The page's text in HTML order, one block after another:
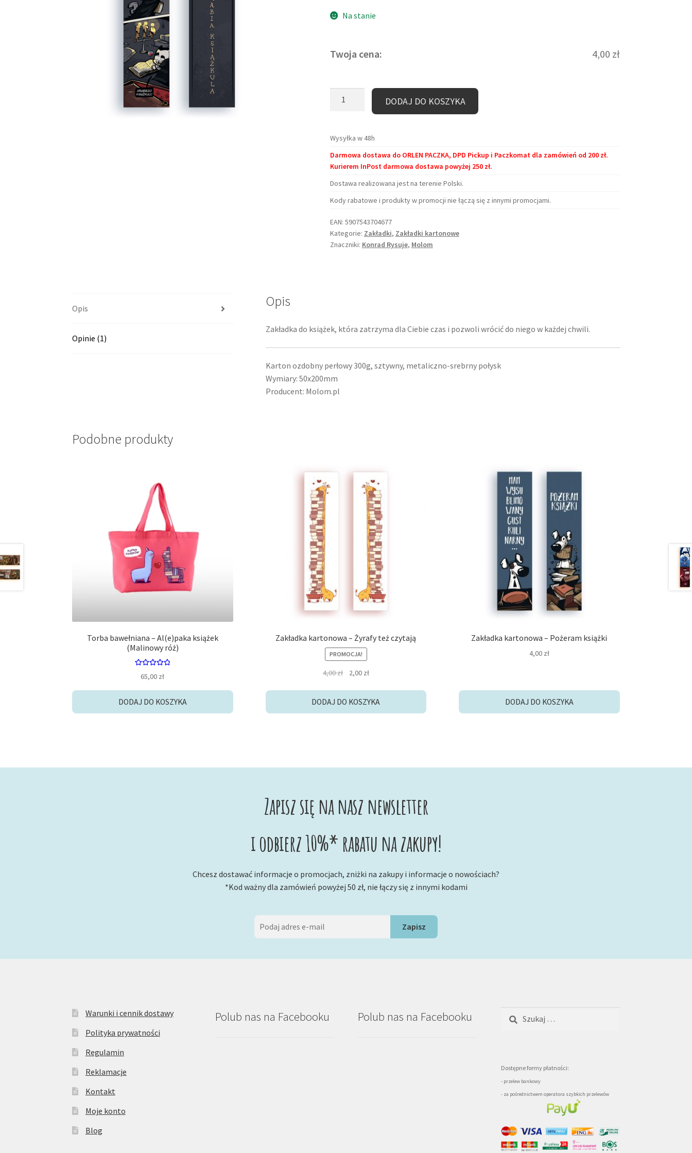
Na stanie
Twoja cena: 4,00 zł
Hrabia
Książkula
DODAJ DO KOSZYKA
Wysyłka w 48h
Darmowa dostawa do ORLEN PACZKA, DPD Pickup i Paczkomat dla zamówień od 200 zł.
Kurierem InPost darmowa dostawa powyżej 250 zł.
Dostawa realizowana jest na terenie Polski.
Kody rabatowe i produkty w promocji nie łączą się z innymi promocjami.
EAN: 5907543704677
Kategorie: Zakładki, Zakładki kartonowe
Znaczniki: Konrad Rysuje, Molom
Opis
Opinie (1)
Opis
Zakładka do książek, która zatrzyma dla Ciebie czas i pozwoli wrócić do niego w każdej chwili.
Karton ozdobny perłowy 300g, sztywny, metaliczno-srebrny połysk
Wymiary: 50x200mm
Producent: Molom.pl
Podobne produkty
Torba bawełniana – Al(e)paka książek
(Malinowy róż)
5.00
65,00 zł
DODAJ DO KOSZYKA
Zakładka kartonowa – Żyrafy też czytają
PROMOCJA!
4,00zł
Pierwotna
4,00 zł.
2,00 złAktualna
2,00 zł.
DODAJ DO KOSZYKA
Zakładka kartonowa – Pożeram książki
4,00 zł
DODAJ DO KOSZYKA
Zapisz się na nasz newsletter
i odbierz 10%* rabatu na zakupy!
Chcesz dostawać informacje o promocjach, zniżki na zakupy i informacje o nowościach?
*Kod ważny dla zamówień powyżej 50 zł, nie łączy się z innymi kodami
Warunki i cennik dostawy
Polityka prywatności
Regulamin
Reklamacje
Kontakt
Moje konto
Blog
Polub nas na Facebooku Polub nas na Facebooku
Dostępne formy płatności:
- przelew bankowy
- za pośrednictwem operatora szybkich przelewów